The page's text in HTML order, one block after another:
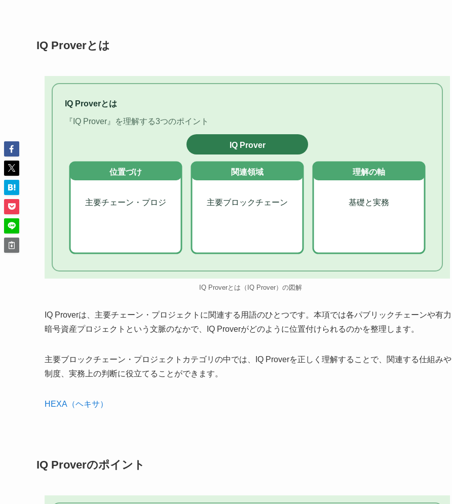
IQ Proverとは
IQ Proverとは
『IQ Prover』を理解する3つのポイント
IQ Prover
位置づけ
主要チェーン・プロジ
関連領域
主要ブロックチェーン
理解の軸
基礎と実務
IQ Proverとは（IQ Prover）の図解
IQ Proverは、主要チェーン・プロジェクトに関連する用語のひとつです。本項では各パブリックチェーンや有力
暗号資産プロジェクトという文脈のなかで、IQ Proverがどのように位置付けられるのかを整理します。
主要ブロックチェーン・プロジェクトカテゴリの中では、IQ Proverを正しく理解することで、関連する仕組みや
制度、実務上の判断に役立てることができます。
HEXA（ヘキサ）
IQ Proverのポイント